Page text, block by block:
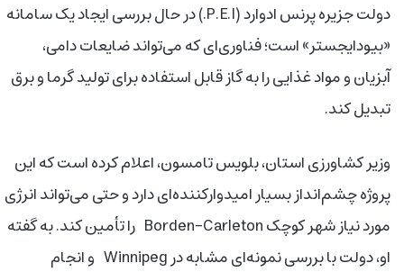
دولت جزیره پرنس ادوارد (P.E.I.) در حال بررسی ایجاد یک سامانه
«بیودایجستر» است؛ فناوری‌ای که می‌تواند ضایعات دامی،
آبزیان و مواد غذایی را به گاز قابل استفاده برای تولید گرما و برق
تبدیل کند.
وزیر کشاورزی استان، بلویس تامسون، اعلام کرده است که این
پروژه چشم‌انداز بسیار امیدوارکننده‌ای دارد و حتی می‌تواند انرژی
مورد نیاز شهر کوچک Borden-Carleton را تأمین کند. به گفته
او، دولت با بررسی نمونه‌ای مشابه در Winnipeg و انجام